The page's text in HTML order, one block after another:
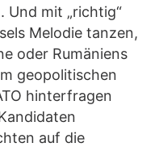
Und mit „richtig“
Melodie tanzen,
oder Rumäniens
geopolitischen
hinterfragen
auf die